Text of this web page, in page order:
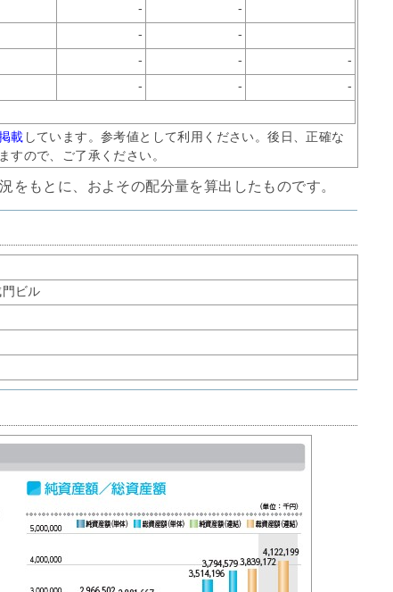
-
-
-
-
- -
-
- -
-
載 しています。参考値として利用ください。後日、正確な
すので、ご了承ください。
もとに、およその配分量を算出したものです。
ビル